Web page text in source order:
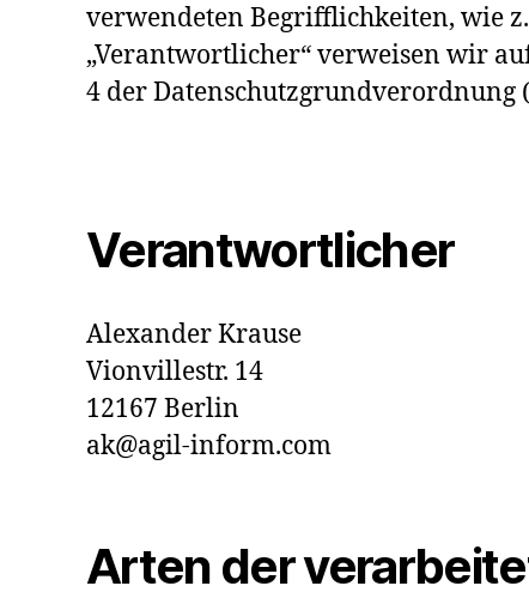
verwendeten Begrifflichkeiten, wie
„Verantwortlicher“ verweisen wir
4 der Datenschutzgrundverordnung
Verantwortlicher
Alexander Krause
Vionvillestr. 14
12167 Berlin
ak@agil-inform.com
Arten der